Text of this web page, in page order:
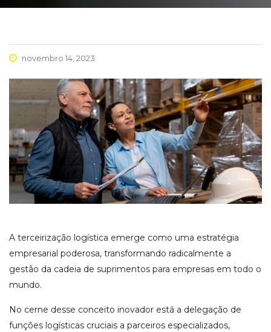
novembro 14, 2023
A terceirização logística emerge como uma estratégia
empresarial poderosa, transformando radicalmente a
gestão da cadeia de suprimentos para empresas em todo o
mundo.
No cerne desse conceito inovador está a delegação de
funções logísticas cruciais a parceiros especializados,